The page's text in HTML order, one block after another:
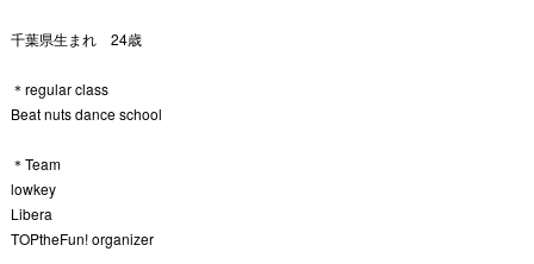
千葉県生まれ 24歳
＊regular class
Beat nuts dance school
＊Team
lowkey
Libera
TOPtheFun! organizer